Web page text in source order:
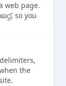
web page.
so you
the